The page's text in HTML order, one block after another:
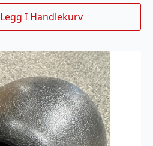
Legg I Handlekurv